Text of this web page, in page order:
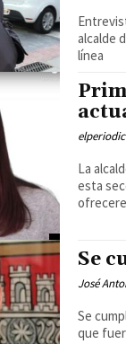
alcalde
línea
La
esta
Se
José
Se
que